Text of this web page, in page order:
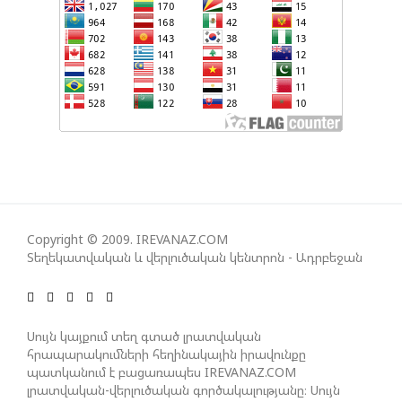
ՀԱՅԱՑՔ ՀԱՅԱՍՏԱՆԻՑ. ՈՐՔԱ՞Ն ԲԱՐՁՐ ԵՆ TRIPP-Ի
ԿՅԱՆՔԻ ԿՈՉՄԱՆ ՇԱՆՍԵՐՆ ԱՅՍ ՊԱՀԻՆ
ՀԱՊԿ-Ի ՄԱՍՆԱԿՑՈՒԹՅՈՒՆԸ ՂԱՐԱԲԱՂՅԱՆ
ԳՈՐԾՈՒՆԵՈՒԹՅՈՒՆ ԱԴՐԲԵՋԱՆՈՒՄ ԱՆՕՐԻՆԱԿԱՆ
Է ՃԱՆԱՉՎԵԼ
ՄԱԼԴԻՎՑԻ ԳՈՐԾԸՆԿԵՐ ՄՈՀԱՄՄԵԴ ՄՈՒԻԶԱՅԻՆ.
«ՄԵՆՔ ԳՈՀ ԵՆՔ ԱԴՐԲԵՋԱՆԻ ԵՎ ՄԱԼԴԻՎՆԵՐԻ
ՄԻՋԵՎ ՀԱՐԱԲԵՐՈՒԹՅՈՒՆՆԵՐԻ ԴԻՆԱՄԻԿ
ԶԱՐԳԱՑՈՒՄԻՑ»
Copyright © 2009. IREVANAZ.COM
Տեղեկատվական և վերլուծական կենտրոն - Ադրբեջան
Սույն կայքում տեղ գտած լրատվական
հրապարակումների հեղինակային իրավունքը
պատկանում է բացառապես IREVANAZ.COM
լրատվական-վերլուծական գործակալությանը։ Սույն